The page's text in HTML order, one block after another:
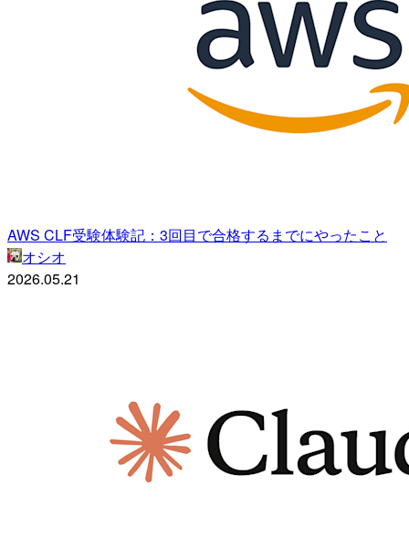
AWS CLF受験体験記：3回目で合格するまでにやったこと
オシオ
2026.05.21